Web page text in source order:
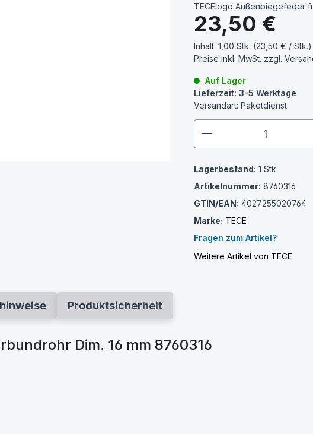
TECElogo Außenbiegefeder
Regulärer Preis:
23,50 €
Inhalt:1,00 Stk. (23,50 € / Stk.)
Preise inkl. MwSt. zzgl.
Auf Lager
Lieferzeit: 3-5 Werktage
Versandart: Paketdienst
Lagerbestand: 1 Stk.
Artikelnummer: 8760316
GTIN/EAN: 4027255020764
Marke: TECE
Fragen zum Artikel?
Weitere Artikel von TECE
Produktsicherheit
Dim. 16 mm 8760316